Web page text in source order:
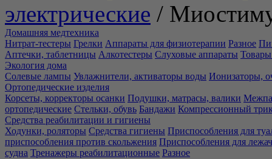
электрические /
Домашняя медтехника
Нитрат-тестеры Грелки Аппараты для физиотерапии Разное
Аптечки, таблетницы Алкотестеры Слуховые аппараты Товары
Экология дома
Солевые лампы Увлажнители, активаторы воды Ионизаторы,
Ортопедические изделия
Корсеты, корректоры осанки Подушки, матрасы, валики
ортопедические Стельки, обувь Бандажи Компрессионный
Средства реабилитации и гигиены
Ходунки, роляторы Средства гигиены Приспособления для
приспособления против скольжения Приспособления для
судна Тренажеры реабилитационные Разное